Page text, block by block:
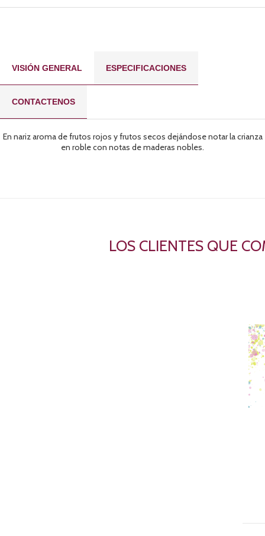
VISIÓN GENERAL ESPECIFICACIONES
CONTACTENOS
En nariz aroma de frutos rojos y frutos secos dejándose notar la crianza
en roble con notas de maderas nobles.
LOS CLIENTES QUE